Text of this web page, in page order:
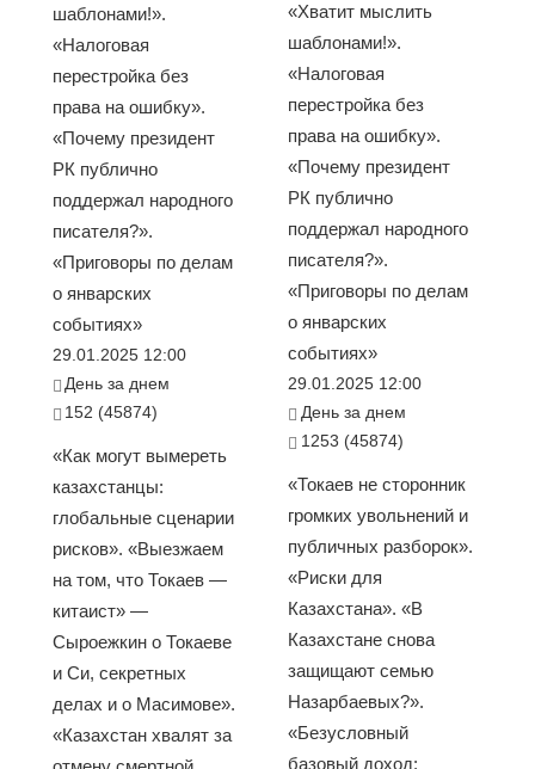
шаблонами!».
«Налоговая
перестройка без
права на ошибку».
«Почему президент
РК публично
поддержал народного
писателя?».
«Приговоры по делам
о январских
событиях»
29.01.2025 12:00
День за днем
152 (45874)
«Как могут вымереть
казахстанцы:
глобальные сценарии
рисков». «Выезжаем
на том, что Токаев —
китаист» —
Сыроежкин о Токаеве
и Си, секретных
делах и о Масимове».
«Казахстан хвалят за
«Хватит мыслить
шаблонами!».
«Налоговая
перестройка без
права на ошибку».
«Почему президент
РК публично
поддержал народного
писателя?».
«Приговоры по делам
о январских
событиях»
29.01.2025 12:00
День за днем
1253 (45874)
«Токаев не сторонник
громких увольнений и
публичных разборок».
«Риски для
Казахстана». «В
Казахстане снова
защищают семью
Назарбаевых?».
«Безусловный
базовый доход: